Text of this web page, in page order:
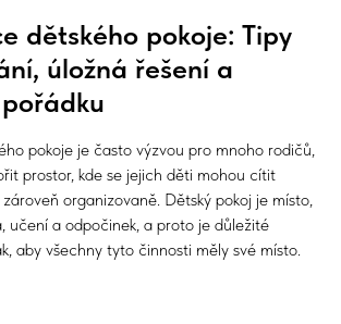
dětského pokoje: Tipy
úložná řešení a
pokoje je často výzvou pro mnoho rodičů,
prostor, kde se jejich děti mohou cítit
organizovaně. Dětský pokoj je místo,
učení a odpočinek, a proto je důležité
aby všechny tyto činnosti měly své místo.